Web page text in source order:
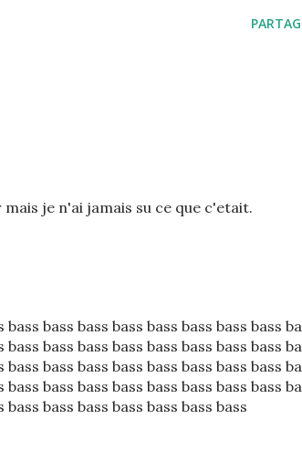
je n'ai jamais su ce que c'etait.
bass bass bass bass bass bass bass
bass bass bass bass bass bass bass
bass bass bass bass bass bass bass
bass bass bass bass bass bass bass
bass bass bass bass bass bass